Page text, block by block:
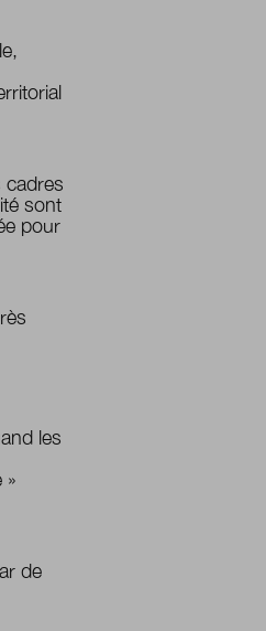
cadres
sont
pour
les
»
de